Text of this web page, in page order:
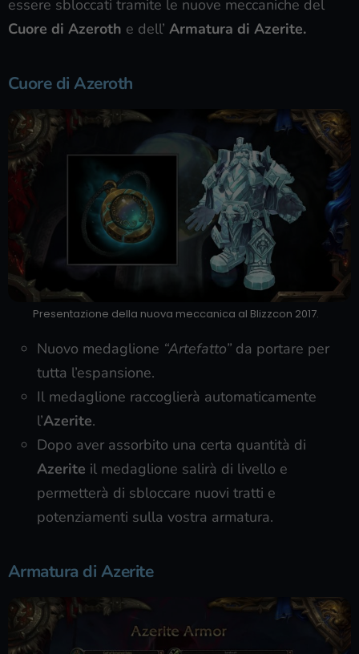
essere sbloccati tramite le nuove meccaniche del
Cuore di Azeroth e dell’ Armatura di Azerite.
Cuore di Azeroth
Presentazione della nuova meccanica al Blizzcon 2017.
Nuovo medaglione “Artefatto” da portare per
tutta l’espansione.
Il medaglione raccoglierà automaticamente
l’Azerite.
Dopo aver assorbito una certa quantità di
Azerite il medaglione salirà di livello e
permetterà di sbloccare nuovi tratti e
potenziamenti sulla vostra armatura.
Armatura di Azerite